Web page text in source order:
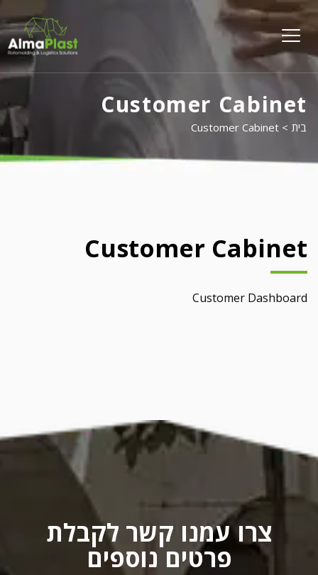
menu
opener
Customer Cabinet
בית >
Customer Cabinet
Customer Cabinet
Customer Dashboard
צרו עמנו קשר לקבלת
פרטים נוספים